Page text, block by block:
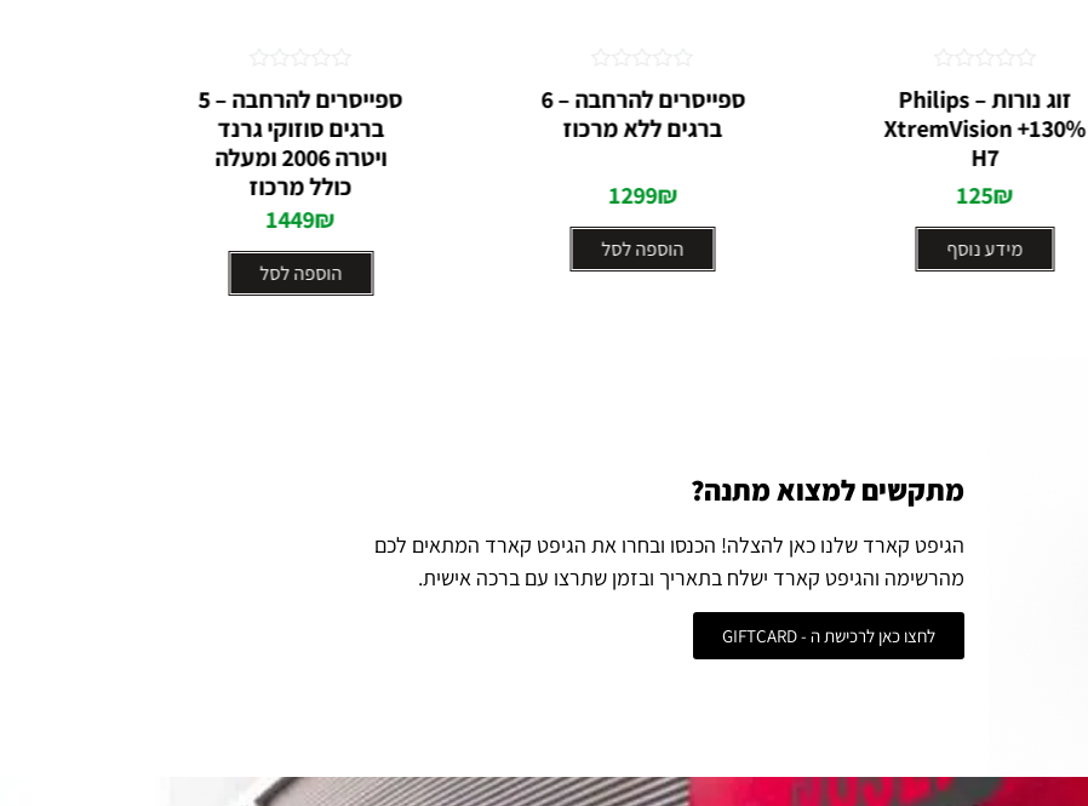
זוג נורות Philips –
XtremVision +130%
H7
125₪
מידע נוסף
דורג
0
מתוך
5
ספייסרים להרחבה – 6
ברגים ללא מרכוז
1299₪
הוספה לסל
0
מתוך
ספייסרים להרחבה – 5
ברגים סוזוקי גרנד
ויטרה 2006 ומעלה
כולל מרכוז
1449₪
הוספה לסל
0
מתוך
מתקשים למצוא מתנה?
הגיפט קארד שלנו כאן להצלה! הכנסו ובחרו את הגיפט קארד המתאים לכם
מהרשימה והגיפט קארד ישלח בתאריך ובזמן שתרצו עם ברכה אישית.
לחצו כאן לרכישת ה - GIFTCARD